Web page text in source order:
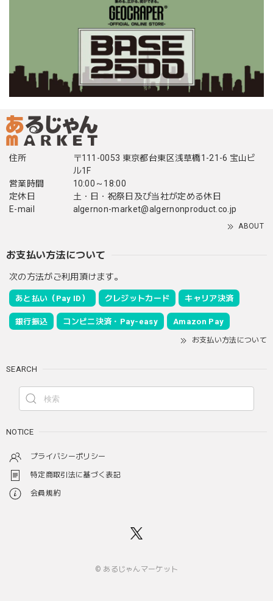
住所
〒111-0053 東京都台東区浅草橋1-21-6 宝山ビ
ル1F
営業時間
10:00～18:00
定休日
土・日・祝祭日及び当社が定める休日
E-mail
algernon-market@algernonproduct.co.jp
ABOUT
お支払い方法について
次の方法がご利用頂けます。
あと払い（Pay ID） クレジットカード キャリア決済
銀行振込 コンビニ決済・Pay-easy Amazon Pay
お支払い方法について
SEARCH
NOTICE
プライバシーポリシー
特定商取引法に基づく表記
会員規約
© あるじゃんマーケット